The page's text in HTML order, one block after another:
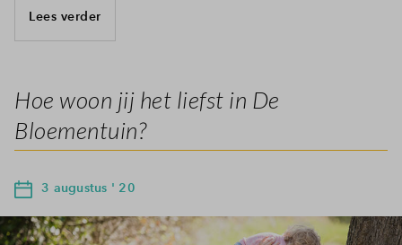
Lees verder
Hoe woon jij het liefst in De
Bloementuin?
3 augustus ' 20